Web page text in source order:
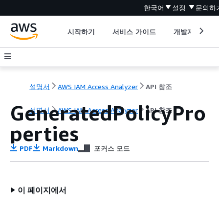
한국어 설정 문의하
시작하기 서비스 가이드 개발자 도구
설명서 AWS IAM Access Analyzer API 참조
설명서 AWS IAM Access Analyzer API 참조
GeneratedPolicyPro
perties
PDF Markdown 포커스 모드
이 페이지에서